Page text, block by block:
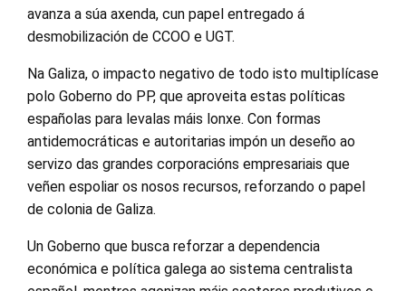
avanza a súa axenda, cun papel entregado á
desmobilización de CCOO e UGT.
Na Galiza, o impacto negativo de todo isto multiplícase
polo Goberno do PP, que aproveita estas políticas
españolas para levalas máis lonxe. Con formas
antidemocráticas e autoritarias impón un deseño ao
servizo das grandes corporacións empresariais que
veñen espoliar os nosos recursos, reforzando o papel
de colonia de Galiza.
Un Goberno que busca reforzar a dependencia
económica e política galega ao sistema centralista